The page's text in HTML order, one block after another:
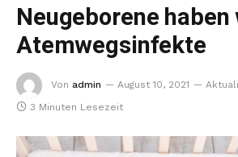
Neugeborene
Atemwegsinfekte
Von admin August 10, 2021
3 Minuten Lesezeit